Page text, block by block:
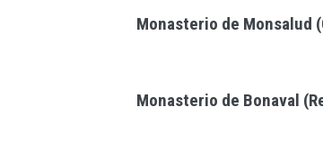
Monasterio de Monsalud
Monasterio de Bonaval